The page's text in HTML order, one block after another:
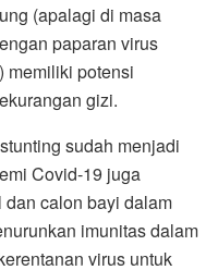
(apalagi di masa
paparan virus
memiliki potensi
gizi.
sudah menjadi
Covid-19 juga
calon bayi dalam
imunitas dalam
virus untuk